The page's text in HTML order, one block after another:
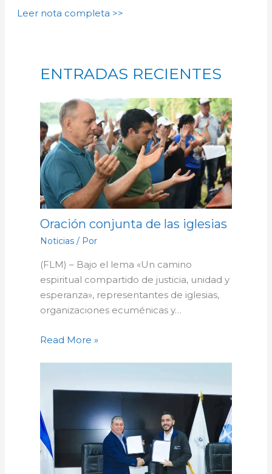
Leer nota completa >>
ENTRADAS RECIENTES
Oración conjunta de las iglesias
Noticias/ Por
(FLM) – Bajo el lema «Un camino
espiritual compartido de justicia, unidad y
esperanza», representantes de iglesias,
organizaciones ecuménicas y…
Read More »